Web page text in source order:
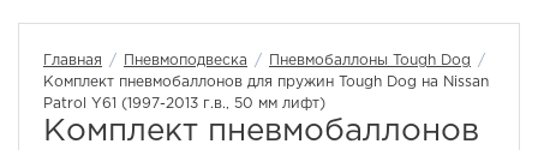
Главная / Пневмоподвеска / Пневмобаллоны Tough Dog
/
Комплект пневмобаллонов для пружин Tough Dog на Nissan
Patrol Y61 (1997-2013 г.в., 50 мм лифт)
Комплект пневмобаллонов